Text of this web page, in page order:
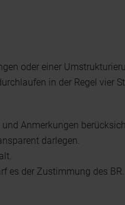
oder einer
in der Regel vier
Anmerkungen
darlegen.
es der Zustimmung des BR.